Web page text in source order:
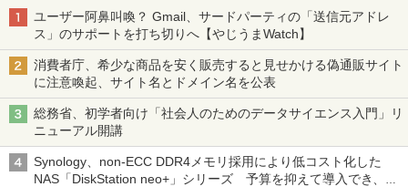
ユーザー阿鼻叫喚？ Gmail、サードパーティの「送信元アドレ
ス」のサポートを打ち切りへ【やじうまWatch】
消費者庁、希少な商品を安く販売すると見せかける偽通販サイト
に注意喚起、サイト名とドメイン名を公表
総務省、初学者向け「社会人のためのデータサイエンス入門」リ
ニューアル開講
Synology、non-ECC DDR4メモリ採用により低コスト化した
NAS「DiskStation neo+」シリーズ 予算を抑えて導入でき、